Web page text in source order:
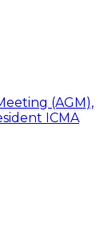
(AGM),
ICMA